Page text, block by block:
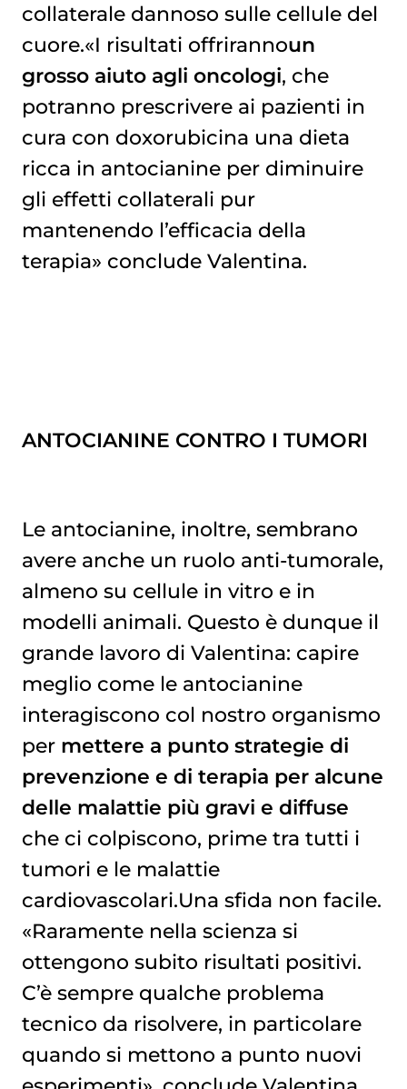
collaterale dannoso sulle cellule del
cuore.«I risultati offrirannoun
grosso aiuto agli oncologi, che
potranno prescrivere ai pazienti in
cura con doxorubicina una dieta
ricca in antocianine per diminuire
gli effetti collaterali pur
mantenendo l’efficacia della
terapia» conclude Valentina.
ANTOCIANINE CONTRO I TUMORI
Le antocianine, inoltre, sembrano
avere anche un ruolo anti-tumorale,
almeno su cellule in vitro e in
modelli animali. Questo è dunque il
grande lavoro di Valentina: capire
meglio come le antocianine
interagiscono col nostro organismo
per mettere a punto strategie di
prevenzione e di terapia per alcune
delle malattie più gravi e diffuse
che ci colpiscono, prime tra tutti i
tumori e le malattie
cardiovascolari.Una sfida non facile.
«Raramente nella scienza si
ottengono subito risultati positivi.
C’è sempre qualche problema
tecnico da risolvere, in particolare
quando si mettono a punto nuovi